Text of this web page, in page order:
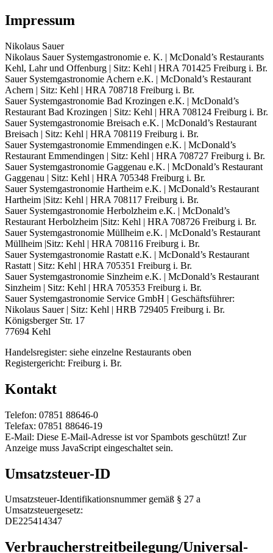
Impressum
Nikolaus Sauer
Nikolaus Sauer Systemgastronomie e. K. | McDonald’s Restaurants
Kehl, Lahr und Offenburg | Sitz: Kehl | HRA 701425 Freiburg i. Br.
Sauer Systemgastronomie Achern e.K. | McDonald’s Restaurant
Achern | Sitz: Kehl | HRA 708718 Freiburg i. Br.
Sauer Systemgastronomie Bad Krozingen e.K. | McDonald’s
Restaurant Bad Krozingen | Sitz: Kehl | HRA 708124 Freiburg i. Br.
Sauer Systemgastronomie Breisach e.K. | McDonald’s Restaurant
Breisach | Sitz: Kehl | HRA 708119 Freiburg i. Br.
Sauer Systemgastronomie Emmendingen e.K. | McDonald’s
Restaurant Emmendingen | Sitz: Kehl | HRA 708727 Freiburg i. Br.
Sauer Systemgastronomie Gaggenau e.K. | McDonald’s Restaurant
Gaggenau | Sitz: Kehl | HRA 705348 Freiburg i. Br.
Sauer Systemgastronomie Hartheim e.K. | McDonald’s Restaurant
Hartheim |Sitz: Kehl | HRA 708117 Freiburg i. Br.
Sauer Systemgastronomie Herbolzheim e.K. | McDonald’s
Restaurant Herbolzheim |Sitz: Kehl | HRA 708726 Freiburg i. Br.
Sauer Systemgastronomie Müllheim e.K. | McDonald’s Restaurant
Müllheim |Sitz: Kehl | HRA 708116 Freiburg i. Br.
Sauer Systemgastronomie Rastatt e.K. | McDonald’s Restaurant
Rastatt | Sitz: Kehl | HRA 705351 Freiburg i. Br.
Sauer Systemgastronomie Sinzheim e.K. | McDonald’s Restaurant
Sinzheim | Sitz: Kehl | HRA 705353 Freiburg i. Br.
Sauer Systemgastronomie Service GmbH | Geschäftsführer:
Nikolaus Sauer | Sitz: Kehl | HRB 729405 Freiburg i. Br.
Königsberger Str. 17
77694 Kehl
Handelsregister: siehe einzelne Restaurants oben
Registergericht: Freiburg i. Br.
Kontakt
Telefon: 07851 88646-0
Telefax: 07851 88646-19
E-Mail: Diese E-Mail-Adresse ist vor Spambots geschützt! Zur
Anzeige muss JavaScript eingeschaltet sein.
Umsatzsteuer-ID
Umsatzsteuer-Identifikationsnummer gemäß § 27 a
Umsatzsteuergesetz:
DE225414347
Verbraucher­streit­beilegung/Universal­